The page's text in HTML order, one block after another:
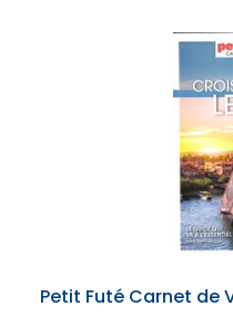
Petit Futé Carnet de